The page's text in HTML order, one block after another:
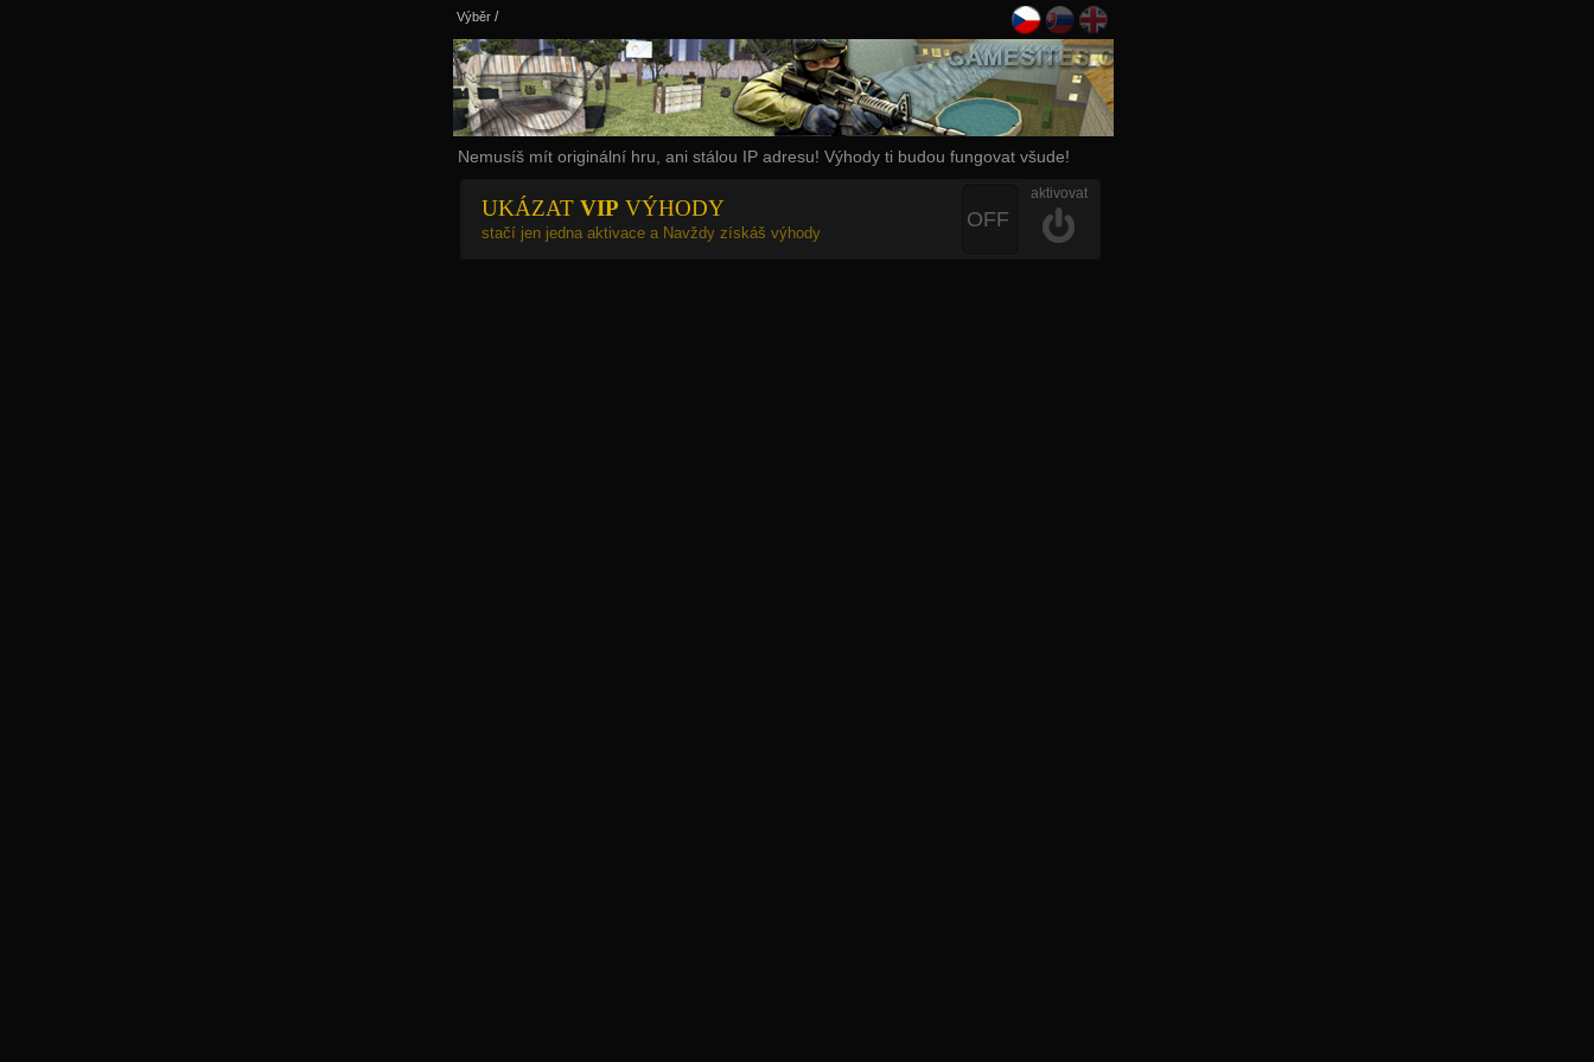
Výběr /
Nemusíš mít originální hru, ani stálou IP adresu! Výhody ti budou fungovat všude!
UKÁZAT VIP VÝHODY
stačí jen jedna aktivace a Navždy získáš výhody
OFF
aktivovat